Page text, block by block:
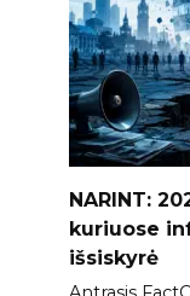
NARINT:
kuriuose
išsiskyrė